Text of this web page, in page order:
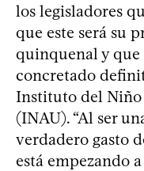
los legisladores
que este será su
quinquenal y que
concretado
Instituto del Niño
(INAU). “Al ser
verdadero gasto
está empezando